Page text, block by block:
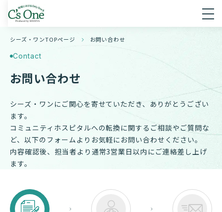
シーズ・ワンTOPページ お問い合わせ
Contact
お問い合わせ
シーズ・ワンにご関心を寄せていただき、ありがとうござい
ます。
コミュニティホスピタルへの転換に関するご相談やご質問な
ど、以下のフォームよりお気軽にお問い合わせください。
内容確認後、担当者より通常3営業日以内にご連絡差し上げ
ます。